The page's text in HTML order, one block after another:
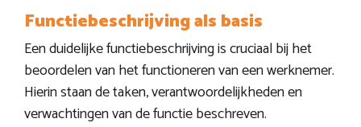
Functiebeschrijving als basis
Een duidelijke functiebeschrijving is cruciaal bij het
beoordelen van het functioneren van een werknemer.
Hierin staan de taken, verantwoordelijkheden en
verwachtingen van de functie beschreven.